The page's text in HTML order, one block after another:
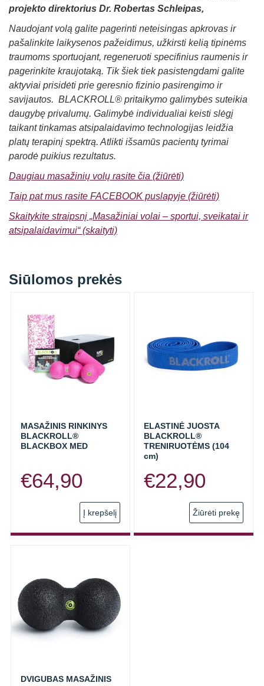
projekto direktorius Dr. Robertas Schleipas,
Naudojant volą galite pagerinti neteisingas apkrovas ir
pašalinkite laikysenos pažeidimus, užkirsti kelią tipinėms
traumoms sportuojant, regeneruoti specifinius raumenis ir
pagerinkite kraujotaką. Tik šiek tiek pasistengdami galite
aktyviai prisidėti prie geresnio fizinio pasirengimo ir
savijautos. BLACKROLL® pritaikymo galimybės suteikia
daugybę privalumų. Galimybė individualiai keisti slėgį
taikant tinkamas atsipalaidavimo technologijas leidžia
platų terapinį spektrą. Atlikti išsamūs pacientų tyrimai
parodė puikius rezultatus.
Daugiau masažinių volų rasite čia (žiūrėti)
Taip pat mus rasite FACEBOOK puslapyje (žiūrėti)
Skaitykite straipsnį „Masažiniai volai – sportui, sveikatai ir
atsipalaidavimui“ (skaityti)
Siūlomos prekės
MASAŽINIS RINKINYS
BLACKROLL®
BLACKBOX MED
€64,90
Į krepšelį
ELASTINĖ JUOSTA
BLACKROLL®
TRENIRUOTĖMS (104
cm)
€22,90
Žiūrėti prekę
has
DVIGUBAS MASAŽINIS